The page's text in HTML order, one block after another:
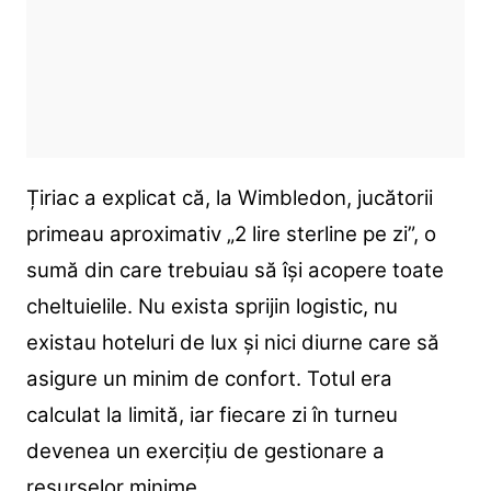
Țiriac a explicat că, la Wimbledon, jucătorii
primeau aproximativ „2 lire sterline pe zi”, o
sumă din care trebuiau să își acopere toate
cheltuielile. Nu exista sprijin logistic, nu
existau hoteluri de lux și nici diurne care să
asigure un minim de confort. Totul era
calculat la limită, iar fiecare zi în turneu
devenea un exercițiu de gestionare a